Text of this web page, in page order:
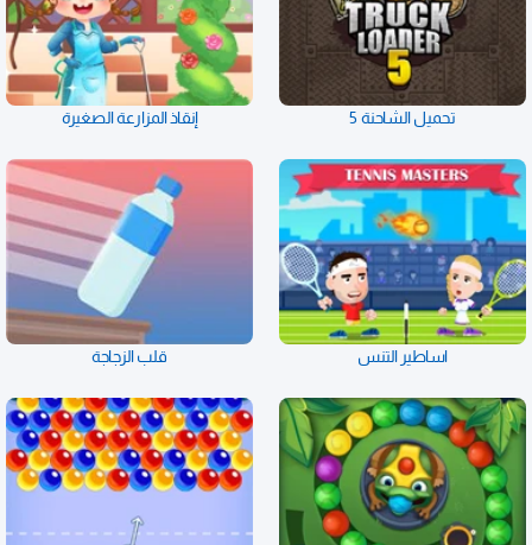
تحميل الشاحنة 5 إنقاذ المزارعة الصغيرة
اساطير التنس قلب الزجاجة